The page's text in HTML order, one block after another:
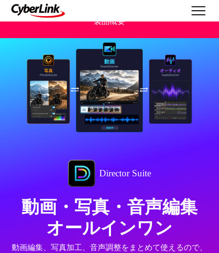
製品概要
Director Suite
動画・写真・音声編集
オールインワン
動画編集、写真加工、音声調整をまとめて使えるので、